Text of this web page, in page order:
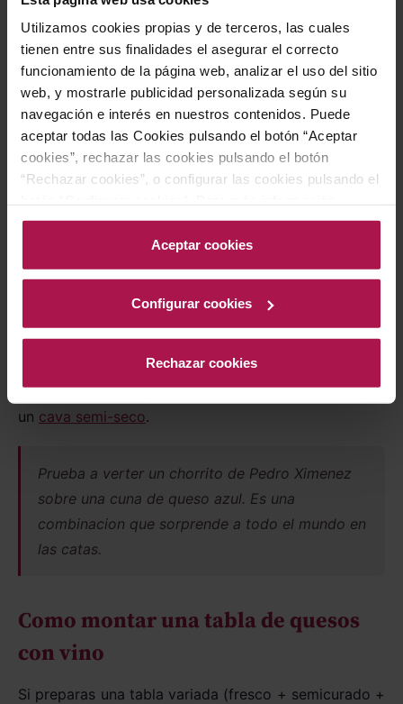
Utilizamos cookies propias y de terceros, las cuales
tienen entre sus finalidades el asegurar el correcto
funcionamiento de la página web, analizar el uso del sitio
web, y mostrarle publicidad personalizada según su
navegación e interés en nuestros contenidos. Puede
aceptar todas las Cookies pulsando el botón “Aceptar
cookies”, rechazar las cookies pulsando el botón
“Rechazar cookies”, o configurar las cookies pulsando el
acceda a nuestra Política de Cookies.Para más
información acceda a nuestraPolítica de Cookies
Aceptar cookies
Configurar cookies
Rechazar cookies
Palacio De Bornos
Verdejo
DO Rueda
Albarino Paco & Lola
DO Rias Baixas
Queso azul: el maridaje por
contraste
Roquefort, Cabrales, Gorgonzola... los quesos azules
maridaje por contraste
: en vez de un vino igual de
potente, buscamos uno dulce que equilibre la
Pedro Ximenezson el clasico, pero
tambien funcionan losvinos dulces tipo Moscatelo
un cava semi-seco.
Prueba a verter un chorrito de Pedro Ximenez
sobre una cuna de queso azul. Es una
combinacion que sorprende a todo el mundo en
las catas.
Como montar una tabla de quesos
con vino
Si preparas una tabla variada (fresco + semicurado +